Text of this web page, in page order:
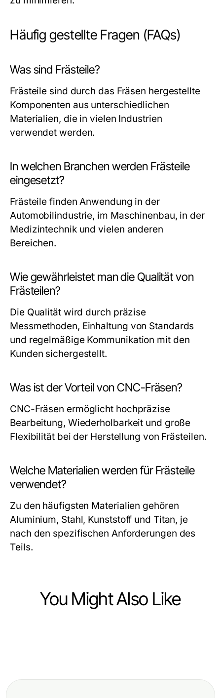
Häufig gestellte Fragen (FAQs)
Was sind Frästeile?
Frästeile sind durch das Fräsen hergestellte
Komponenten aus unterschiedlichen
Materialien, die in vielen Industrien
verwendet werden.
In welchen Branchen werden Frästeile
eingesetzt?
Frästeile finden Anwendung in der
Automobilindustrie, im Maschinenbau, in der
Medizintechnik und vielen anderen
Bereichen.
Wie gewährleistet man die Qualität von
Frästeilen?
Die Qualität wird durch präzise
Messmethoden, Einhaltung von Standards
und regelmäßige Kommunikation mit den
Kunden sichergestellt.
Was ist der Vorteil von CNC-Fräsen?
CNC-Fräsen ermöglicht hochpräzise
Bearbeitung, Wiederholbarkeit und große
Flexibilität bei der Herstellung von Frästeilen.
Welche Materialien werden für Frästeile
verwendet?
Zu den häufigsten Materialien gehören
Aluminium, Stahl, Kunststoff und Titan, je
nach den spezifischen Anforderungen des
Teils.
You Might Also Like
Ein umfassender Leitfaden für
Effektive BMW Codierung für